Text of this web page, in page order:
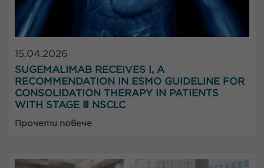
15.04.2026
SUGEMALIMAB RECEIVES I, A
RECOMMENDATION IN ESMO GUIDELINE FOR
CONSOLIDATION THERAPY IN PATIENTS
WITH STAGE Ⅲ NSCLC
Прочети повече